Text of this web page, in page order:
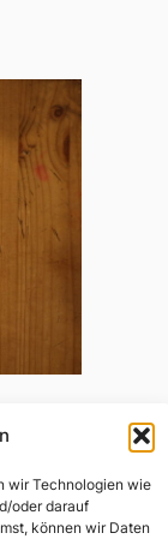
wir Technologien wie
oder darauf
können wir Daten